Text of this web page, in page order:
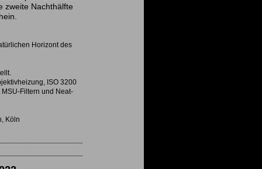
zweite Nachthälfte
Horizont des
ISO 3200
Filtern und Neat-